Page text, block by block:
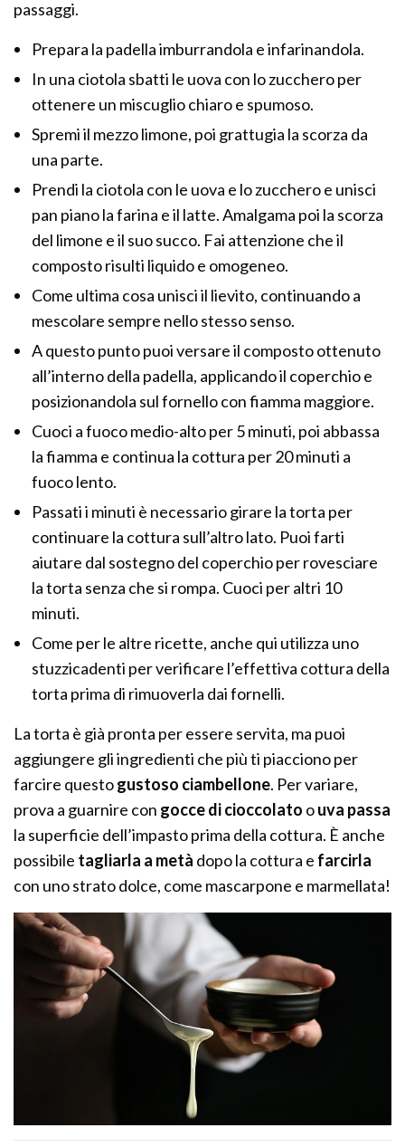
passaggi.
Prepara la padella imburrandola e infarinandola.
In una ciotola sbatti le uova con lo zucchero per
ottenere un miscuglio chiaro e spumoso.
Spremi il mezzo limone, poi grattugia la scorza da
una parte.
Prendi la ciotola con le uova e lo zucchero e unisci
pan piano la farina e il latte. Amalgama poi la scorza
del limone e il suo succo. Fai attenzione che il
composto risulti liquido e omogeneo.
Come ultima cosa unisci il lievito, continuando a
mescolare sempre nello stesso senso.
A questo punto puoi versare il composto ottenuto
all’interno della padella, applicando il coperchio e
posizionandola sul fornello con fiamma maggiore.
Cuoci a fuoco medio-alto per 5 minuti, poi abbassa
la fiamma e continua la cottura per 20 minuti a
fuoco lento.
Passati i minuti è necessario girare la torta per
continuare la cottura sull’altro lato. Puoi farti
aiutare dal sostegno del coperchio per rovesciare
la torta senza che si rompa. Cuoci per altri 10
minuti.
Come per le altre ricette, anche qui utilizza uno
stuzzicadenti per verificare l’effettiva cottura della
torta prima di rimuoverla dai fornelli.
La torta è già pronta per essere servita, ma puoi
aggiungere gli ingredienti che più ti piacciono per
farcire questogustoso ciambellone. Per variare,
prova a guarnire con gocce di cioccolato ouva passa
la superficie dell’impasto prima della cottura. È anche
possibile tagliarla a metà dopo la cottura e farcirla
con uno strato dolce, come mascarpone e marmellata!